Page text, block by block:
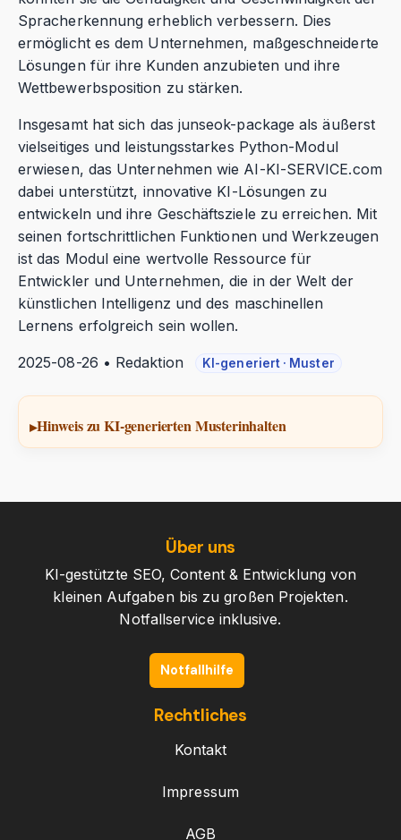
Spracherkennung erheblich verbessern. Dies
ermöglicht es dem Unternehmen, maßgeschneiderte
Lösungen für ihre Kunden anzubieten und ihre
Wettbewerbsposition zu stärken.
Insgesamt hat sich das junseok-package als äußerst
vielseitiges und leistungsstarkes Python-Modul
erwiesen, das Unternehmen wie AI-KI-SERVICE.com
dabei unterstützt, innovative KI-Lösungen zu
entwickeln und ihre Geschäftsziele zu erreichen. Mit
seinen fortschrittlichen Funktionen und Werkzeugen
ist das Modul eine wertvolle Ressource für
Entwickler und Unternehmen, die in der Welt der
künstlichen Intelligenz und des maschinellen
Lernens erfolgreich sein wollen.
2025-08-26 • Redaktion KI-generiert · Muster
Hinweis zu KI-generierten Musterinhalten
Über uns
KI-gestützte SEO, Content & Entwicklung von
kleinen Aufgaben bis zu großen Projekten.
Notfallservice inklusive.
Notfallhilfe
Rechtliches
Kontakt
Impressum
AGB